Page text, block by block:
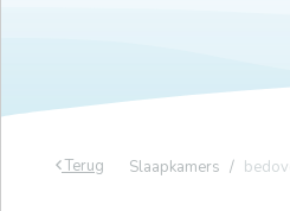
Terug Slaapkamers